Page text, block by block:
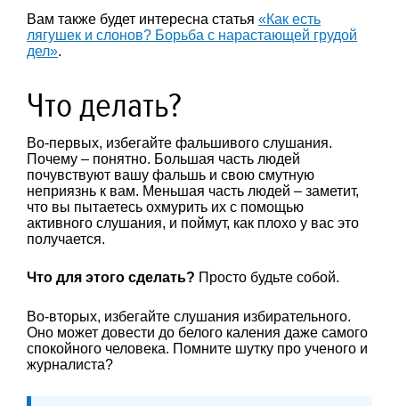
Вам также будет интересна статья «Как есть
лягушек и слонов? Борьба с нарастающей грудой
дел».
Что делать?
Во-первых, избегайте фальшивого слушания.
Почему – понятно. Большая часть людей
почувствуют вашу фальшь и свою смутную
неприязнь к вам. Меньшая часть людей – заметит,
что вы пытаетесь охмурить их с помощью
активного слушания, и поймут, как плохо у вас это
получается.
Что для этого сделать? Просто будьте собой.
Во-вторых, избегайте слушания избирательного.
Оно может довести до белого каления даже самого
спокойного человека. Помните шутку про ученого и
журналиста?